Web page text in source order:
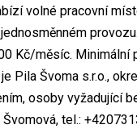
volné pracovní
Kč/měsíc. Minimální
Pila Švoma s.r.o.,
osoby vyžadující
tel.: